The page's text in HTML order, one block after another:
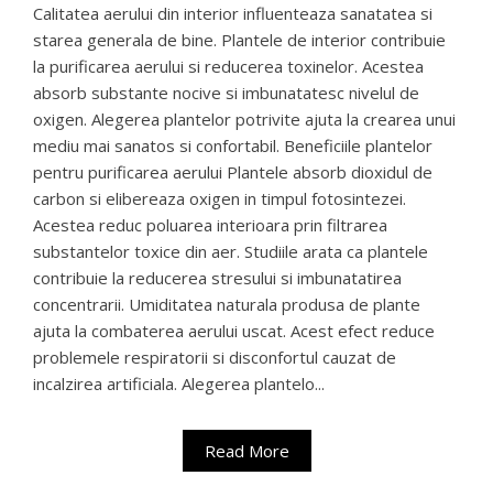
Calitatea aerului din interior influenteaza sanatatea si
starea generala de bine. Plantele de interior contribuie
la purificarea aerului si reducerea toxinelor. Acestea
absorb substante nocive si imbunatatesc nivelul de
oxigen. Alegerea plantelor potrivite ajuta la crearea unui
mediu mai sanatos si confortabil. Beneficiile plantelor
pentru purificarea aerului Plantele absorb dioxidul de
carbon si elibereaza oxigen in timpul fotosintezei.
Acestea reduc poluarea interioara prin filtrarea
substantelor toxice din aer. Studiile arata ca plantele
contribuie la reducerea stresului si imbunatatirea
concentrarii. Umiditatea naturala produsa de plante
ajuta la combaterea aerului uscat. Acest efect reduce
problemele respiratorii si disconfortul cauzat de
incalzirea artificiala. Alegerea plantelo...
Read More